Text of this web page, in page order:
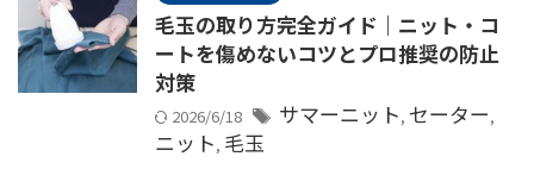
毛玉の取り方完全ガイド｜ニット・コ
ートを傷めないコツとプロ推奨の防止
対策
2026/6/18 サマーニット, セーター,
ニット, 毛玉